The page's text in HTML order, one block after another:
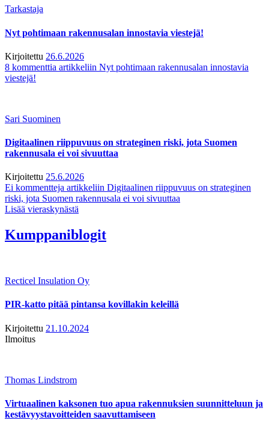
Tarkastaja
Nyt pohtimaan rakennusalan innostavia viestejä!
Kirjoitettu 26.6.2026
8 kommenttia artikkeliin Nyt pohtimaan rakennusalan innostavia
viestejä!
Sari Suominen
Digitaalinen riippuvuus on strateginen riski, jota Suomen
rakennusala ei voi sivuuttaa
Kirjoitettu 25.6.2026
Ei kommentteja artikkeliin Digitaalinen riippuvuus on strateginen
riski, jota Suomen rakennusala ei voi sivuuttaa
Lisää vieraskynästä
Kumppaniblogit
Recticel Insulation Oy
PIR-katto pitää pintansa kovillakin keleillä
Kirjoitettu 21.10.2024
Ilmoitus
Thomas Lindstrom
Virtuaalinen kaksonen tuo apua rakennuksien suunnitteluun ja
kestävyystavoitteiden saavuttamiseen